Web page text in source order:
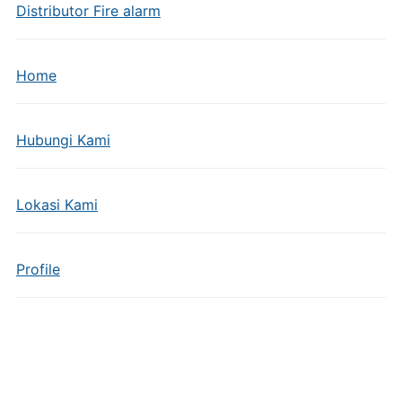
Distributor Fire alarm
Home
Hubungi Kami
Lokasi Kami
Profile